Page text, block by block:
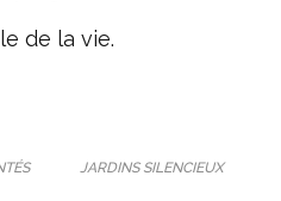
de la vie.
JARDINS SILENCIEUX